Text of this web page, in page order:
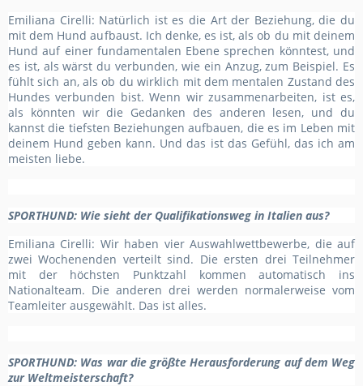
Emiliana Cirelli: Natürlich ist es die Art der Beziehung, die du
mit dem Hund aufbaust. Ich denke, es ist, als ob du mit deinem
Hund auf einer fundamentalen Ebene sprechen könntest, und
es ist, als wärst du verbunden, wie ein Anzug, zum Beispiel. Es
fühlt sich an, als ob du wirklich mit dem mentalen Zustand des
Hundes verbunden bist. Wenn wirzusammenarbeiten, ist es,
als könnten wir die Gedanken des anderen lesen, und du
kannst die tiefsten Beziehungen aufbauen, die es im Leben mit
deinem Hund geben kann. Und das ist das Gefühl, das ich am
meisten liebe.
SPORTHUND: Wie sieht der Qualifikationsweg in Italien aus?
Emiliana Cirelli: Wir haben vier Auswahlwettbewerbe, die auf
zwei Wochenenden verteilt sind. Die ersten drei Teilnehmer
mit der höchsten Punktzahl kommen automatisch ins
Nationalteam. Die anderen drei werden normalerweise vom
Teamleiter ausgewählt. Das ist alles.
SPORTHUND: Was war die größte Herausforderung auf dem Weg
zur Weltmeisterschaft?